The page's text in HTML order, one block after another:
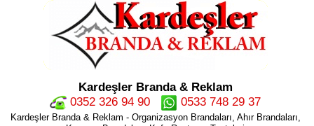
Kardeşler Branda & Reklam
0352 326 94 90
0533 748 29 37
Kardeşler Branda & Reklam - Organizasyon Brandaları, Ahır Brandaları,